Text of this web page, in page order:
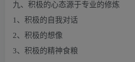
九、积极的心态源于专业的修炼
1、积极的自我对话
2、积极的想像
3、积极的精神食粮